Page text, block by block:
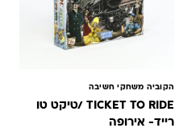
הקוביה משחקי חשיבה
TICKET TO RIDE /טיקט טו
רייד- אירופה